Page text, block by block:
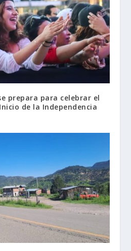
prepara para celebrar el
de la Independencia